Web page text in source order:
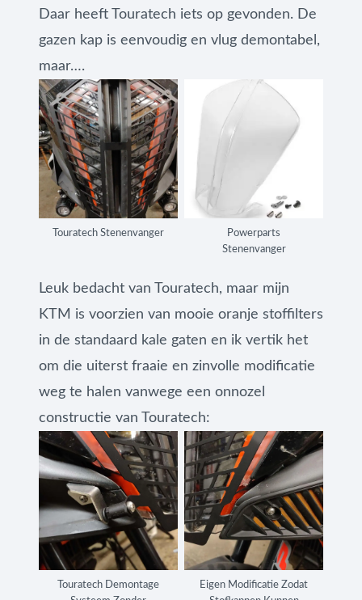
Daar heeft Touratech iets op gevonden. De
gazen kap is eenvoudig en vlug demontabel,
maar….
Touratech Stenenvanger
Powerparts
Stenenvanger
Leuk bedacht van Touratech, maar mijn
KTM is voorzien van mooie oranje stoffilters
in de standaard kale gaten en ik vertik het
om die uiterst fraaie en zinvolle modificatie
weg te halen vanwege een onnozel
constructie van Touratech:
Touratech Demontage
Eigen Modificatie Zodat